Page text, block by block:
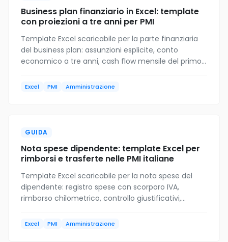
Business plan finanziario in Excel: template
con proiezioni a tre anni per PMI
Template Excel scaricabile per la parte finanziaria
del business plan: assunzioni esplicite, conto
economico a tre anni, cash flow mensile del primo
italiane.
Excel PMI Amministrazione
GUIDA
Nota spese dipendente: template Excel per
rimborsi e trasferte nelle PMI italiane
Template Excel scaricabile per la nota spese del
dipendente: registro spese con scorporo IVA,
rimborso chilometrico, controllo giustificativi,
PMI italiane.
Excel PMI Amministrazione